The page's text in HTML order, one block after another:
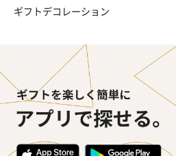
ギフトデコレーション